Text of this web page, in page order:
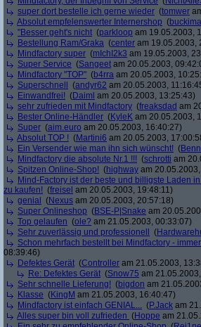
super dort bestelle ich gerne wieder (tomwer
Absolut empfelenswerter Internershop (
"Besser geht's nicht (parkloop am 19.05.2003,
Bestellung Ram/Graka (center am 19.05.2003,
Mindfactory super (mIchI2k3 am 19.05.2003,
Super Service (Sangeet am 20.05.2003,
Mindfactory "TOP" (b4rra am 20.05.2003,
Superschnell
(andyr62 am 20.05.2003,
Einwandfrei! (Daiml am 20.05.2003, 13:25:43)
sehr zufrieden mit Mindfactory (freaksdad am
Bester Online-Händler (KyleK am 20.05.2003,
Super (aim.euro am 20.05.2003, 16:40:27)
Absolut TOP ! (Martini6 am 20.05.2003,
Ein Versender wie man ihn sich wünscht! (
Mindfactory die absolute Nr.1 !!! (schrotti am
Spitzen Online-Shop! (highway am
Mind-Factory ist der beste und billigste Laden
zu kaufen! (freisel am 20.05.2003, 19:48:11)
genial
(Nexus am 20.05.2003, 20:57:18)
Super Onlineshop (BSE-P|Snake am
Top gelaufen (ole? am 21.05.2003, 00:33:07)
Sehr zuverlässig und professionell
(
Schon mehrfach bestellt bei Mindfactory -
08:39:46)
Defektes Gerät (Controller am 21.05.2003,
Re: Defektes Gerät (Snow75 am
Sehr schnelle Lieferung! (bigdon am
Klasse (KingM am 21.05.2003, 16:40:47)
Mindfactory ist einfach GENIAL... (P.Jack am
Alles super bin voll zufrieden (Hoppe am